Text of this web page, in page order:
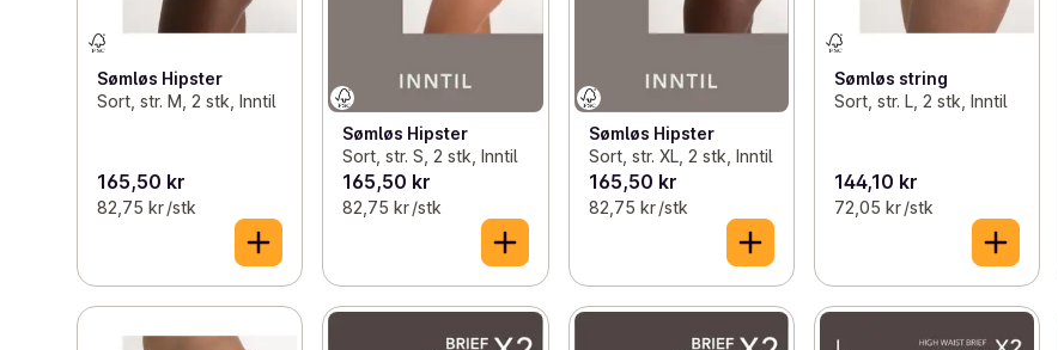
Sømløs Hipster
Sort, str. M, 2 stk, Inntil
165,50 kr
82,75 kr /stk
Sømløs Hipster
Sort, str. S, 2 stk, Inntil
165,50 kr
82,75 kr /stk
Sømløs Hipster
Sort, str. XL, 2 stk, Inntil
165,50 kr
82,75 kr /stk
Sømløs string
Sort, str. L, 2 stk, Inntil
144,10 kr
72,05 kr /stk